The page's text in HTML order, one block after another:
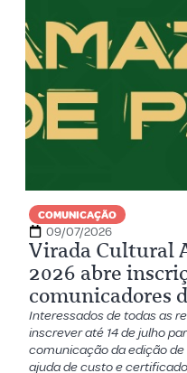
COMUNICAÇÃO
09/07/2026
Virada Cultural
2026 abre
comunicadores
Interessados de todas as
inscrever até 14 de julho
comunicação da edição
ajuda de custo e certificado